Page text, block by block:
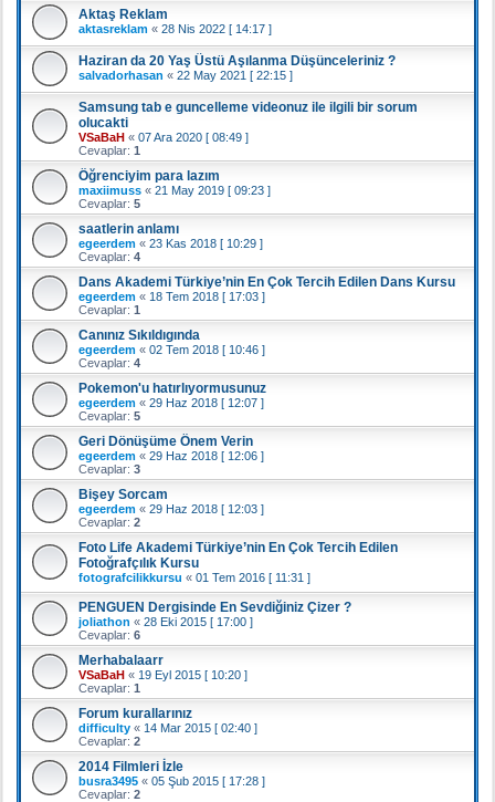
Aktaş Reklam
aktasreklam « 28 Nis 2022 [ 14:17 ]
Haziran da 20 Yaş Üstü Aşılanma Düşünceleriniz ?
salvadorhasan « 22 May 2021 [ 22:15 ]
Samsung tab e guncelleme videonuz ile ilgili bir sorum
olucakti
VSaBaH « 07 Ara 2020 [ 08:49 ]
Cevaplar: 1
Öğrenciyim para lazım
maxiimuss « 21 May 2019 [ 09:23 ]
Cevaplar: 5
saatlerin anlamı
egeerdem « 23 Kas 2018 [ 10:29 ]
Cevaplar: 4
Dans Akademi Türkiye’nin En Çok Tercih Edilen Dans Kursu
egeerdem « 18 Tem 2018 [ 17:03 ]
Cevaplar: 1
Canınız Sıkıldıgında
egeerdem « 02 Tem 2018 [ 10:46 ]
Cevaplar: 4
Pokemon'u hatırlıyormusunuz
egeerdem « 29 Haz 2018 [ 12:07 ]
Cevaplar: 5
Geri Dönüşüme Önem Verin
egeerdem « 29 Haz 2018 [ 12:06 ]
Cevaplar: 3
Bişey Sorcam
egeerdem « 29 Haz 2018 [ 12:03 ]
Cevaplar: 2
Foto Life Akademi Türkiye’nin En Çok Tercih Edilen
Fotoğrafçılık Kursu
fotografcilikkursu « 01 Tem 2016 [ 11:31 ]
PENGUEN Dergisinde En Sevdiğiniz Çizer ?
joliathon « 28 Eki 2015 [ 17:00 ]
Cevaplar: 6
Merhabalaarr
VSaBaH « 19 Eyl 2015 [ 10:20 ]
Cevaplar: 1
Forum kurallarınız
difficulty « 14 Mar 2015 [ 02:40 ]
Cevaplar: 2
2014 Filmleri İzle
busra3495 « 05 Şub 2015 [ 17:28 ]
Cevaplar: 2